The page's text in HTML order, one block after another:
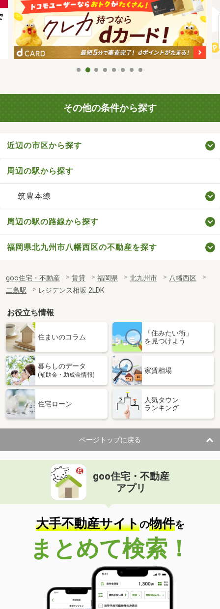
その他の条件から探す
近辺の市区から探す
周辺の駅から探す
筑豊本線
周辺の駅の路線から探す
福岡県北九州市八幡西区の不動産を探す
goo住宅・不動産 賃貸 福岡県 北九州市
八幡西区
二島駅
レジデンス相坂 2LDK
お役立ち情報
住まいのコラム
「住みたい街」
を見つけよう
暮らしのデータ
(補助金・助成金情報)
家賃相場
住宅ローン
人気タウン
ランキング
ページトップに戻る
goo住宅・不動産
アプリ
大手不動産サイトの物件を
まとめて検索！